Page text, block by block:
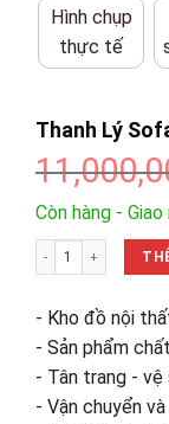
Hình chụp
thực tế
Thanh Lý
Còn hàng - Giao
Thanh Lý Sofa Bọc
- Kho đồ nội
- Sản phẩm
- Tân trang - vệ
- Vận chuyển